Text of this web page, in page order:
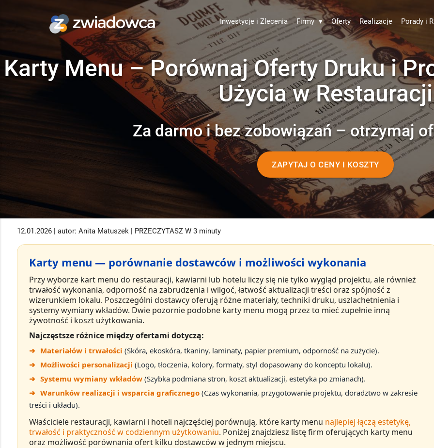
Inwestycje i Zlecenia Firmy ▾ Oferty Realizacje Porady i
Karty Menu – Porównaj Oferty Druku i
Użycia w Restauracji
Za darmo i bez zobowiązań – otrzymaj
ZAPYTAJ O CENY I KOSZTY
12.01.2026 | autor: Anita Matuszek | PRZECZYTASZ W 3 minuty
Karty menu — porównanie dostawców i możliwości wykonania
Przy wyborze kart menu do restauracji, kawiarni lub hotelu liczy się nie tylko wygląd projektu, ale również
trwałość wykonania, odporność na zabrudzenia i wilgoć, łatwość aktualizacji treści oraz spójność z
wizerunkiem lokalu. Poszczególni dostawcy oferują różne materiały, techniki druku, uszlachetnienia i
systemy wymiany wkładów. Dwie pozornie podobne karty menu mogą przez to mieć zupełnie inną
żywotność i koszt użytkowania.
Najczęstsze różnice między ofertami dotyczą:
➜ Materiałów i trwałości (Skóra, ekoskóra, tkaniny, laminaty, papier premium, odporność na zużycie).
➜ Możliwości personalizacji (Logo, tłoczenia, kolory, formaty, styl dopasowany do konceptu lokalu).
➜ Systemu wymiany wkładów (Szybka podmiana stron, koszt aktualizacji, estetyka po zmianach).
➜ Warunków realizacji i wsparcia graficznego (Czas wykonania, przygotowanie projektu, doradztwo w zakresie
treści i układu).
Właściciele restauracji, kawiarni i hoteli najczęściej porównują, które karty menu najlepiej łączą estetykę,
trwałość i praktyczność w codziennym użytkowaniu. Poniżej znajdziesz listę firm oferujących karty menu
oraz możliwość porównania ofert kilku dostawców w jednym miejscu.